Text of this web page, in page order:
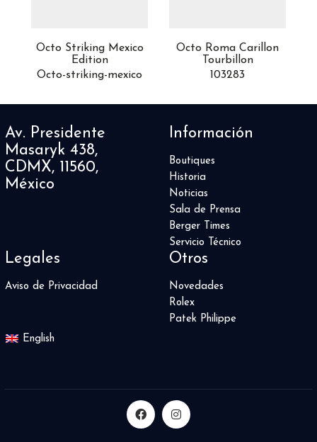
Octo Striking Mexico
Edition
Octo-striking-mexico
Octo Roma Carillon
Tourbillon
103283
Av. Presidente
Masaryk 438,
CDMX, 11560,
México
Información
Boutiques
Historia
Noticias
Sala de Prensa
Berger Times
Servicio Técnico
Legales
Aviso de Privacidad
Otros
Novedades
Rolex
Patek Philippe
English